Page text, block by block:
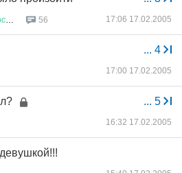
56 17:06 17.02.2005
... 4
17:00 17.02.2005
... 5
16:32 17.02.2005